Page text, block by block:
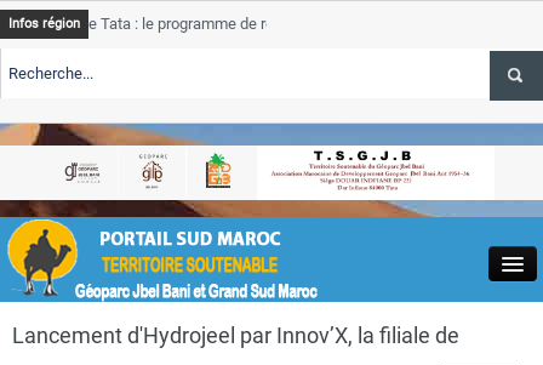
Close
Infos région
de Tata : le programme de rehabilitation post-inondations
TSGJB Tourisme : l’ONMT renforce l’aerien a Dakhla et
Tata
TSGJB Tourisme au Maroc : Transavia renforce les vols Paris-
Lancement d'Hydrojeel par Innov’X, la filiale de